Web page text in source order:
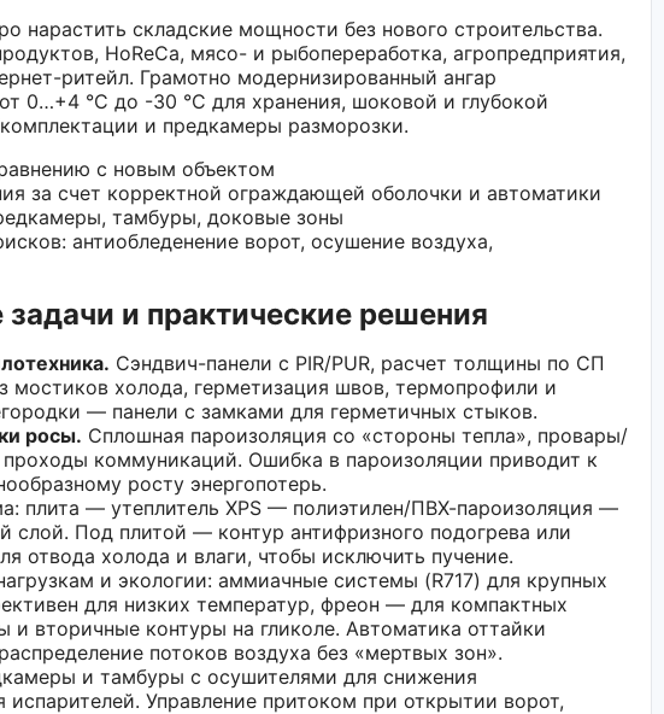
нарастить складские мощности без нового строительства.
HoReCa, мясо- и рыбопереработка, агропредприятия,
ритейл. Грамотно модернизированный ангар
0…+4 °C до -30 °C для хранения, шоковой и глубокой
и предкамеры разморозки.
с новым объектом
за счет корректной ограждающей оболочки и автоматики
тамбуры, доковые зоны
антиобледенение ворот, осушение воздуха,
и практические решения
Сэндвич-панели с PIR/PUR, расчет толщины по СП
мостиков холода, герметизация швов, термопрофили и
— панели с замками для герметичных стыков.
росы. Сплошная пароизоляция со «стороны тепла», провары/
коммуникаций. Ошибка в пароизоляции приводит к
росту энергопотерь.
плита — утеплитель XPS — полиэтилен/ПВХ-пароизоляция —
слой. Под плитой — контур антифризного подогрева или
отвода холода и влаги, чтобы исключить пучение.
и экологии: аммиачные системы (R717) для крупных
для низких температур, фреон — для компактных
и вторичные контуры на гликоле. Автоматика оттайки
потоков воздуха без «мертвых зон».
и тамбуры с осушителями для снижения
испарителей. Управление притоком при открытии ворот,